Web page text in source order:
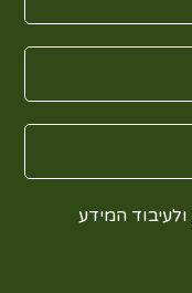
ולעיבוד המידע